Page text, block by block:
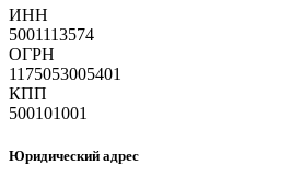
ИНН
5001113574
ОГРН
1175053005401
КПП
500101001
Юридический адрес